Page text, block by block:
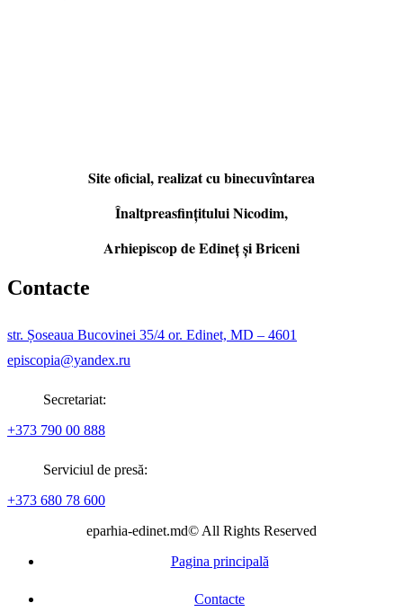
Site oficial, realizat cu binecuvîntarea
Înaltpreasfințitului Nicodim,
Arhiepiscop de Edineţ şi Briceni
Contacte
str. Șoseaua Bucovinei 35/4 or. Edinet, MD – 4601
episcopia@yandex.ru
Secretariat:
+373 790 00 888
Serviciul de presă:
+373 680 78 600
eparhia-edinet.md© All Rights Reserved
Pagina principală
Contacte